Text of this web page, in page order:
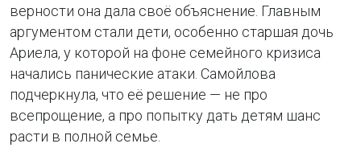
верности она дала своё объяснение. Главным
аргументом стали дети, особенно старшая дочь
Ариела, у которой на фоне семейного кризиса
начались панические атаки. Самойлова
подчеркнула, что её решение — не про
всепрощение, а про попытку дать детям шанс
расти в полной семье.